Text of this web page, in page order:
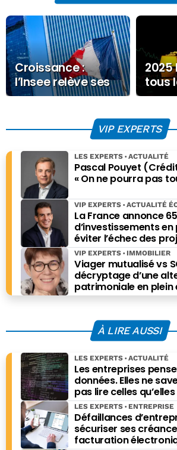
Croissance :
l’Insee relève ses
prévisions pour
2025
tous
2026
VIP EXPERTS
Pascal Pouyet
« On ne pourra pas
LES EXPERTS ACTUALITÉ
La France annonce
d’investissements
éviter l’échec des
échelle ?
VIP EXPERTS ACTUALITÉ
Viager mutualisé vs
décryptage d’une
patrimoniale en plein
VIP EXPERTS IMMOBILIER
À LIRE AUSSI
Les entreprises
données. Elles ne
pas lire celles
déjà.
LES EXPERTS ACTUALITÉ
Défaillances
sécuriser ses
facturation
LES EXPERTS ENTREPRISE